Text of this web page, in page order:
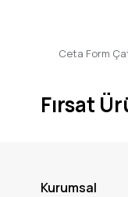
Ceta Form
Fırsat
Kurumsal